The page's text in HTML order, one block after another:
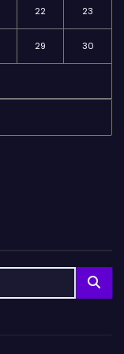
22 23
29 30